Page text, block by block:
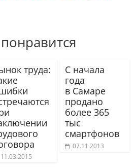
труда:
11.03.2015
С начала
года
в Самаре
продано
более 365
тыс
смартфонов
07.11.2013